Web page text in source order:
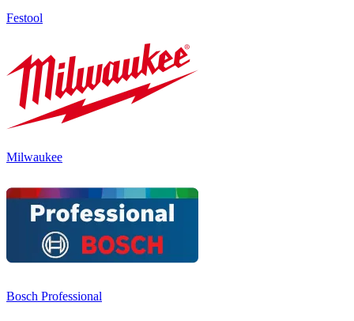
Festool
Milwaukee
Bosch Professional